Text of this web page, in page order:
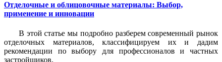
Отделочные и облицовочные материалы: Выбор,
применение и инновации
В этой статье мы подробно разберем современный рынок
отделочных материалов, классифицируем их и дадим
рекомендации по выбору для профессионалов и частных
застройщиков.